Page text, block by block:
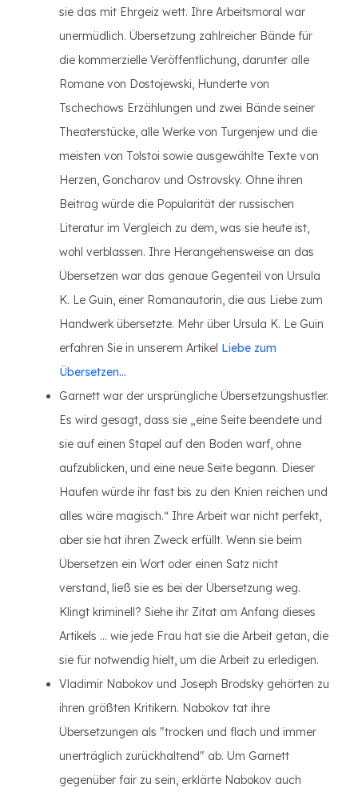
sie das mit Ehrgeiz wett. Ihre Arbeitsmoral war
unermüdlich. Übersetzung zahlreicher Bände für
die kommerzielle Veröffentlichung, darunter alle
Romane von Dostojewski, Hunderte von
Tschechows Erzählungen und zwei Bände seiner
Theaterstücke, alle Werke von Turgenjew und die
meisten von Tolstoi sowie ausgewählte Texte von
Herzen, Goncharov und Ostrovsky. Ohne ihren
Beitrag würde die Popularität der russischen
Literatur im Vergleich zu dem, was sie heute ist,
wohl verblassen. Ihre Herangehensweise an das
Übersetzen war das genaue Gegenteil von Ursula
K. Le Guin, einer Romanautorin, die aus Liebe zum
Handwerk übersetzte. Mehr über Ursula K. Le Guin
erfahren Sie in unserem Artikel Liebe zum
Übersetzen...
Garnett war der ursprüngliche Übersetzungshustler.
Es wird gesagt, dass sie „eine Seite beendete und
sie auf einen Stapel auf den Boden warf, ohne
aufzublicken, und eine neue Seite begann. Dieser
Haufen würde ihr fast bis zu den Knien reichen und
alles wäre magisch.“ Ihre Arbeit war nicht perfekt,
aber sie hat ihren Zweck erfüllt. Wenn sie beim
Übersetzen ein Wort oder einen Satz nicht
verstand, ließ sie es bei der Übersetzung weg.
Klingt kriminell? Siehe ihr Zitat am Anfang dieses
Artikels ... wie jede Frau hat sie die Arbeit getan, die
sie für notwendig hielt, um die Arbeit zu erledigen.
Vladimir Nabokov und Joseph Brodsky gehörten zu
ihren größten Kritikern. Nabokov tat ihre
Übersetzungen als "trocken und flach und immer
unerträglich zurückhaltend" ab. Um Garnett
gegenüber fair zu sein, erklärte Nabokov auch